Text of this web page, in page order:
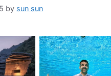
by sun sun